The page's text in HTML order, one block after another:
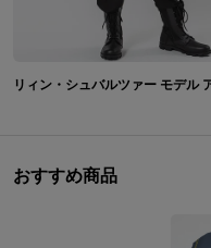
おすすめ商品